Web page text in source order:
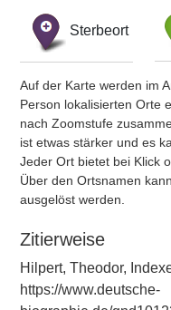
Sterbeort
Auf der Karte werden im
Person lokalisierten Orte
nach Zoomstufe
ist etwas stärker und es
Jeder Ort bietet bei Klick
Über den Ortsnamen
ausgelöst werden.
Zitierweise
Hilpert, Theodor,
https://www.deutsche-